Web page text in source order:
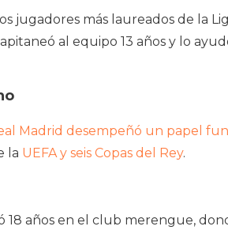
jugadores más laureados de la
al equipo 13 años y lo
Madrid desempeñó un papel
la UEFA y seis Copas del Rey.
años en el club merengue,